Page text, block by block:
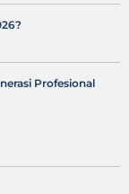
Profesional